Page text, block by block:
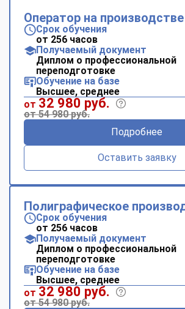
Оператор на производстве
Срок обучения
от 256 часов
Получаемый документ
Диплом о профессиональной
переподготовке
Обучение на базе
Высшее, среднее
от 32 980 руб.
от 54 980 руб.
Подробнее
Оставить заявку
Полиграфическое
Срок обучения
от 256 часов
Получаемый документ
Диплом о профессиональной
переподготовке
Обучение на базе
Высшее, среднее
от 32 980 руб.
от 54 980 руб.